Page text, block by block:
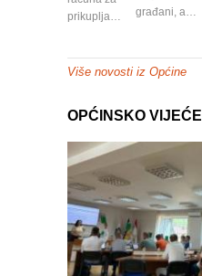
prikuplja…
građani, a…
Više novosti iz Općine
OPĆINSKO VIJEĆE